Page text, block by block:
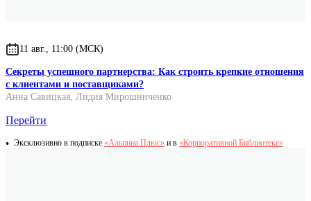
11 авг., 11:00 (МСК)
Секреты успешного партнерства: Как строить крепкие отношения
с клиентами и поставщиками?
Анна Савицкая, Лидия Мирошниченко
Перейти
Эксклюзивно в подписке «Альпина.Плюс» и в «Корпоративной Библиотеке»